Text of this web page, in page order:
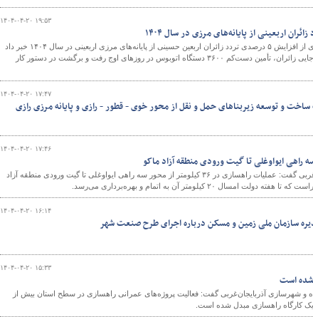
۱۴۰۴-۰۴-۲۰ ۱۹:۵۳
معاون توسعه فناوری و هوشمندسازی از افزایش ۵ درصدی تردد زائران اربعین حسینی از پایانه‌های مرزی اربعینی در سال ۱۴۰۴ خبر داد
و گفت: برای پاسخگویی به نیاز جابه‌جایی زائران، تأمین دست‌کم ۳۶۰۰ دستگاه اتوبوس در روزهای اوج رفت و برگشت در دستور کار
۱۴۰۴-۰۴-۲۰ ۱۷:۴۷
و توسعه زیربناهای حمل و نقل از محور خوی - قطور - رازی و پایانه مرزی رازی
۱۴۰۴-۰۴-۲۰ ۱۷:۴۶
مدیرکل راه و شهرسازی آذربایجان غربی گفت: عملیات راهسازی در ۳۶ کیلومتر از محور سه راهی ایواوغلی تا گیت ورودی منطقه آزاد
۲۰ کیلومتر آن به اتمام و بهره‌برداری می‌رسد.
۱۴۰۴-۰۴-۲۰ ۱۶:۱۴
سازمان ملی زمین و مسکن درباره اجرای طرح صنعت شهر
۱۴۰۴-۰۴-۲۰ ۱۵:۳۳
شده است
و شهرسازی آذربایجان‌غربی گفت: فعالیت پروژه‌های عمرانی راهسازی در سطح استان بیش از
یک کارگاه راهسازی مبدل شده است.